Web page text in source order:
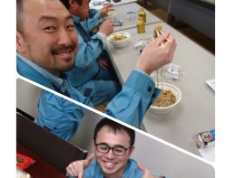
日
時
: